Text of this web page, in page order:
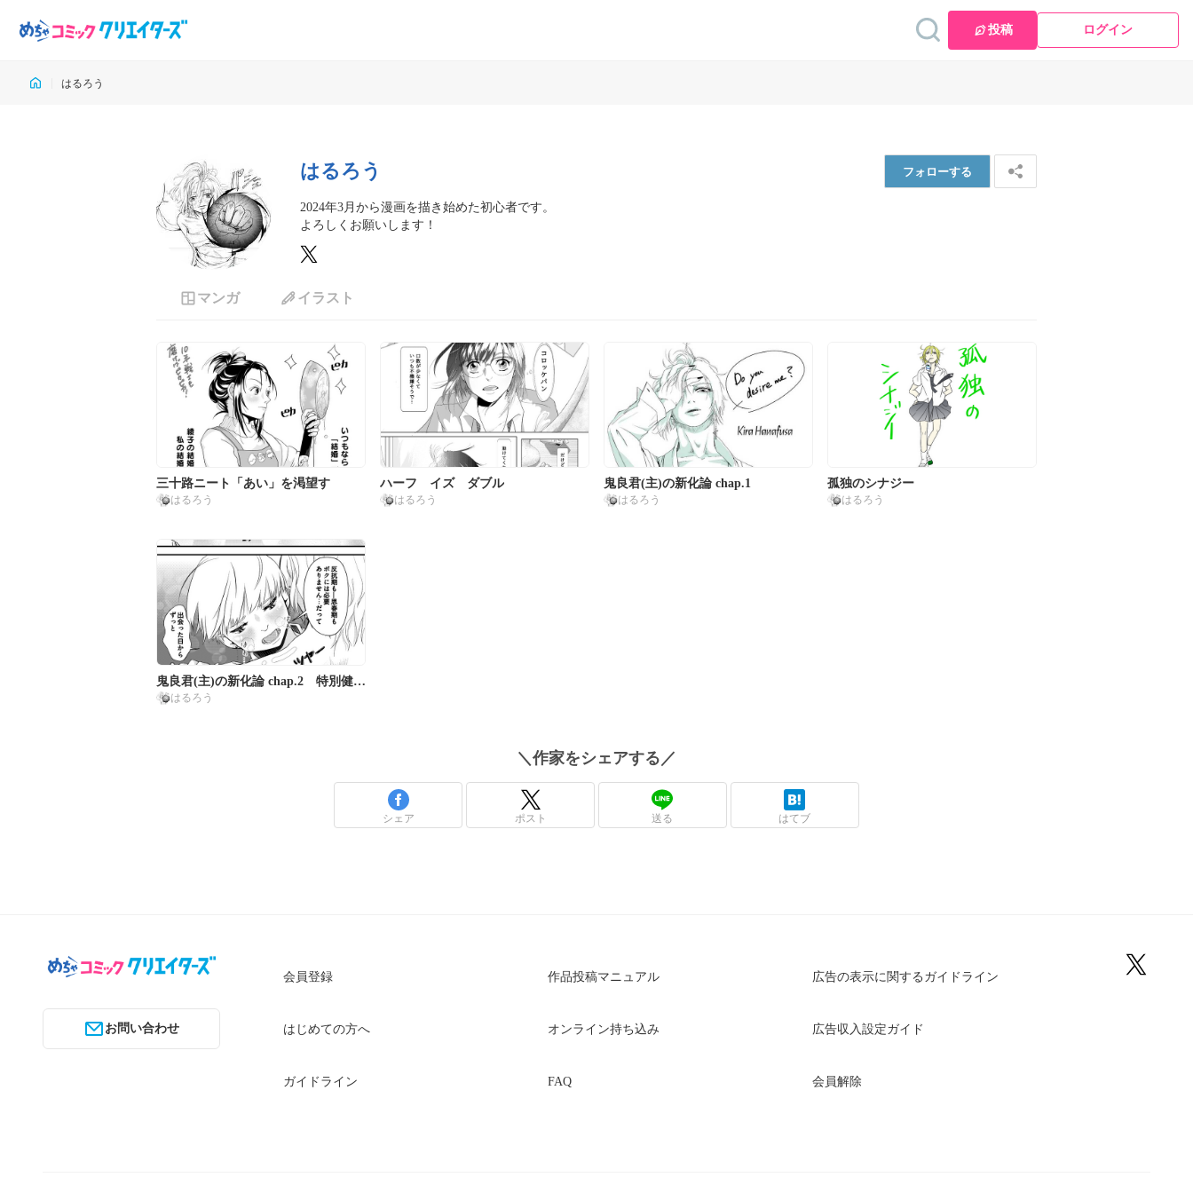
投稿 ログイン
はるろう
はるろう フォローする
2024年3月から漫画を描き始めた初心者です。
よろしくお願いします！
マンガ イラスト
三十路ニート「あい」を渇望す
はるろう
ハーフ イズ ダブル
はるろう
鬼良君(主)の新化論 chap.1
はるろう
孤独のシナジー
はるろう
鬼良君(主)の新化論 chap.2 特別健診
編！はるろう
＼ 作家をシェアする／
シェア ポスト 送る はてブ
会員登録 作品投稿マニュアル 広告の表示に関するガイドライン
はじめての方へ オンライン持ち込み 広告収入設定ガイド
ガイドライン FAQ 会員解除
お問い合わせ